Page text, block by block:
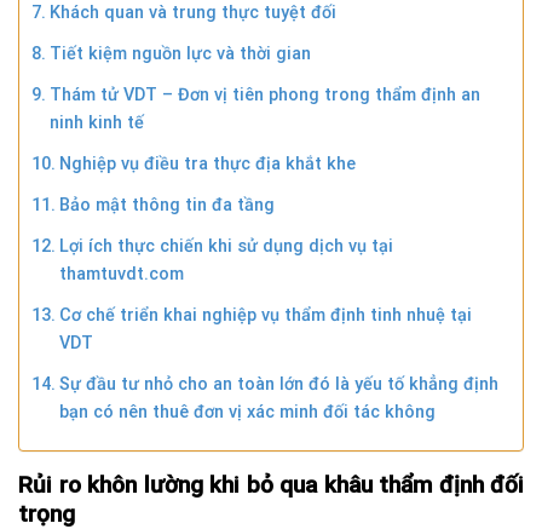
Khách quan và trung thực tuyệt đối
Tiết kiệm nguồn lực và thời gian
Thám tử VDT – Đơn vị tiên phong trong thẩm định an
ninh kinh tế
Nghiệp vụ điều tra thực địa khắt khe
Bảo mật thông tin đa tầng
Lợi ích thực chiến khi sử dụng dịch vụ tại
thamtuvdt.com
Cơ chế triển khai nghiệp vụ thẩm định tinh nhuệ tại
VDT
Sự đầu tư nhỏ cho an toàn lớn đó là yếu tố khẳng định
bạn có nên thuê đơn vị xác minh đối tác không
Rủi ro khôn lường khi bỏ qua khâu thẩm định đối
trọng